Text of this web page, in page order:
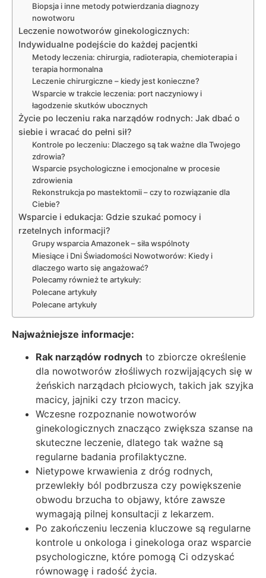
Biopsja i inne metody potwierdzania diagnozy
nowotworu
Leczenie nowotworów ginekologicznych:
Indywidualne podejście do każdej pacjentki
Metody leczenia: chirurgia, radioterapia, chemioterapia i
terapia hormonalna
Leczenie chirurgiczne – kiedy jest konieczne?
Wsparcie w trakcie leczenia: port naczyniowy i
łagodzenie skutków ubocznych
Życie po leczeniu raka narządów rodnych: Jak dbać o
siebie i wracać do pełni sił?
Kontrole po leczeniu: Dlaczego są tak ważne dla Twojego
zdrowia?
Wsparcie psychologiczne i emocjonalne w procesie
zdrowienia
Rekonstrukcja po mastektomii – czy to rozwiązanie dla
Ciebie?
Wsparcie i edukacja: Gdzie szukać pomocy i
rzetelnych informacji?
Grupy wsparcia Amazonek – siła wspólnoty
Miesiące i Dni Świadomości Nowotworów: Kiedy i
dlaczego warto się angażować?
Polecamy również te artykuły:
Polecane artykuły
Polecane artykuły
Najważniejsze informacje:
Rak narządów rodnych to zbiorcze określenie
dla nowotworów złośliwych rozwijających się w
żeńskich narządach płciowych, takich jak szyjka
macicy, jajniki czy trzon macicy.
Wczesne rozpoznanie nowotworów
ginekologicznych znacząco zwiększa szanse na
skuteczne leczenie, dlatego tak ważne są
regularne badania profilaktyczne.
Nietypowe krwawienia z dróg rodnych,
przewlekły ból podbrzusza czy powiększenie
obwodu brzucha to objawy, które zawsze
wymagają pilnej konsultacji z lekarzem.
Po zakończeniu leczenia kluczowe są regularne
kontrole u onkologa i ginekologa oraz wsparcie
psychologiczne, które pomogą Ci odzyskać
równowagę i radość życia.